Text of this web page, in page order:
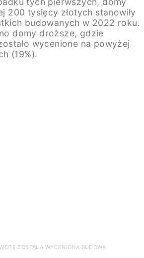
200 tysięcy złotych stanowiły
budowanych w 2022 roku.
domy droższe, gdzie
wycenione na powyżej
(19%).
ZOSTAŁA WYCENIONA BUDOWA